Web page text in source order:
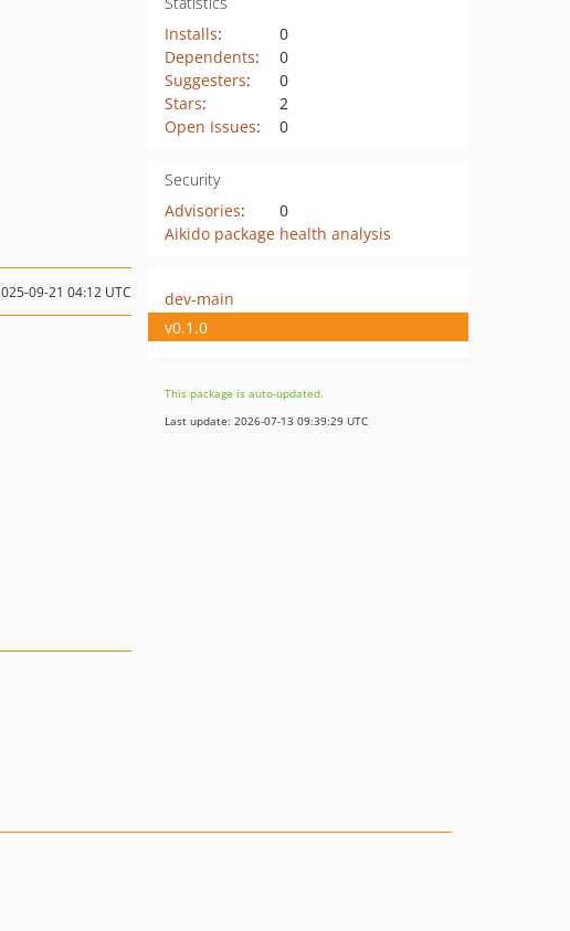
Installs:
0
Dependents:
0
Suggesters:
0
Stars:
2
Open Issues: 0
Security
Advisories:
0
Aikido package health analysis
09-21 04:12 UTC
dev-main
v0.1.0
This package is auto-updated.
Last update: 2026-07-13 09:39:29 UTC